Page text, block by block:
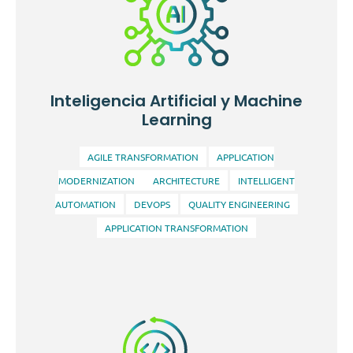
Integramos tecnologías de sensorización y
procesos operativos. Este servicio permite a los
organismos y las empresas monitorear, controlar y
operaciones y activos.
Inteligencia Artificial y Machine
Learning
AGILE TRANSFORMATION
APPLICATION
MODERNIZATION
ARCHITECTURE
INTELLIGENT
AUTOMATION
DEVOPS
QUALITY ENGINEERING
APPLICATION TRANSFORMATION